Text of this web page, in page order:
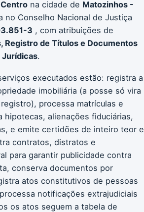
Centro na cidade de Matozinhos -
no Conselho Nacional de Justiça
3 , com atribuições de
Registro de Títulos e Documentos
Jurídicas.
executados estão: registra a
imobiliária (a posse só vira
processa matrículas e
hipotecas, alienações fiduciárias,
e emite certidões de inteiro teor e
contratos, distratos e
para garantir publicidade contra
conserva documentos por
atos constitutivos de pessoas
notificações extrajudiciais
os atos seguem a tabela de